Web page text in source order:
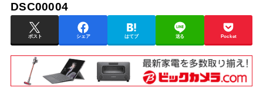
DSC00004
ポスト シェア はてブ 送る Pocket